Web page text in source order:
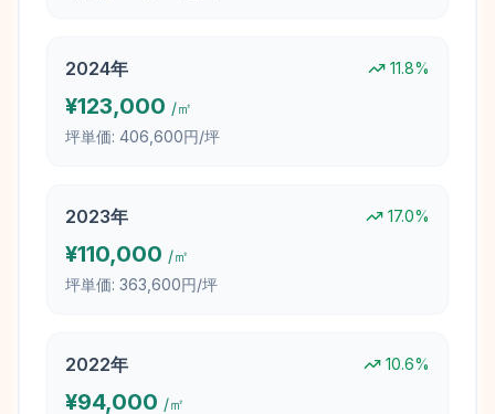
2024年 11.8%
¥123,000 /㎡
坪単価: 406,600円/坪
2023年 17.0%
¥110,000 /㎡
坪単価: 363,600円/坪
2022年 10.6%
¥94,000 /㎡